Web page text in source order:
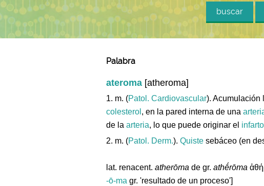
buscar
Palabra
ateroma [atheroma]
1. m. (Patol. Cardiovascular). Acumulación
colesterol , en la pared interna de una
de la arteria, lo que puede originar el infarto
2. m. (Patol. Derm.). Quiste sebáceo (en
lat. renacent. atherōma de gr. athḗrōma
-ō-ma gr. 'resultado de un proceso']